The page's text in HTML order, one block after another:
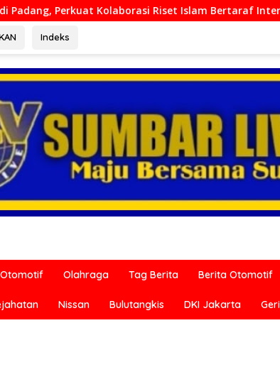
Riset Islam Bertaraf Internasional
Indeks
Otomotif Olahraga Tag Berita Berita Otomotif
Nissan Bulutangkis DKI Jakarta